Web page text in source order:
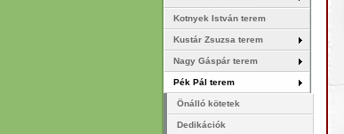
Kotnyek István terem
Kustár Zsuzsa terem
Nagy Gáspár terem
Pék Pál terem
Önálló kötetek
Dedikációk